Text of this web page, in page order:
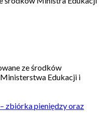
ze środków
Edukacji i
zbiórka pieniędzy oraz